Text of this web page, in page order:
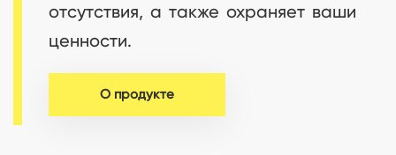
отсутствия, а также охраняет ваши
ценности.
О продукте